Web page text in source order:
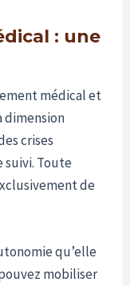
: une
médical et
dimension
crises
suivi. Toute
de
qu’elle
mobiliser